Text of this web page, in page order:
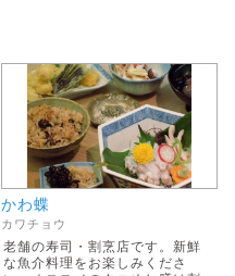
かわ蝶
カワチョウ
老舗の寿司・割烹店です。新鮮
な魚介料理をお楽しみくださ